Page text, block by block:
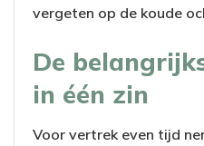
vergeten op de koude
De
in één zin
Voor vertrek even tijd